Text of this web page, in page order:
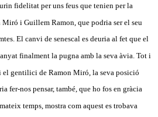
fidelitat per uns feus que tenien per la
Miró i Guillem Ramon, que podria ser el seu
El canvi de senescal es deuria al fet que el
finalment la pugna amb la seva àvia. Tot i
el gentilici de Ramon Miró, la seva posició
fer-nos pensar, també, que ho fos en gràcia
temps, mostra com aquest es trobava